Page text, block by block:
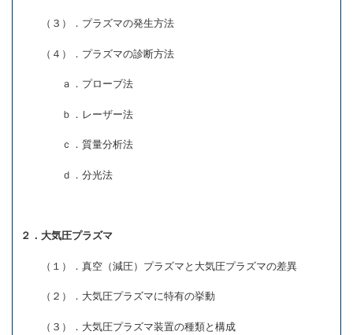
（３）．プラズマの発生方法
（４）．プラズマの診断方法
ａ．プローブ法
ｂ．レーザー法
ｃ．質量分析法
ｄ．分光法
２．大気圧プラズマ
（１）．真空（減圧）プラズマと大気圧プラズマの差異
（２）．大気圧プラズマに特有の挙動
（３）．大気圧プラズマ装置の種類と構成